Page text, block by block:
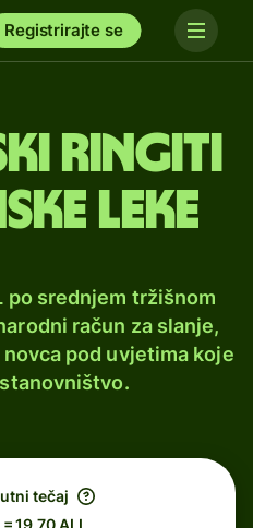
Registrirajte se
ringiti
leke
po srednjem tržišnom
račun za slanje,
pod uvjetima koje
tečaj
= 19,70 ALL